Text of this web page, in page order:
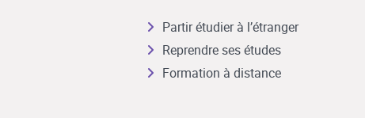
Partir étudier à l’étranger
Reprendre ses études
Formation à distance